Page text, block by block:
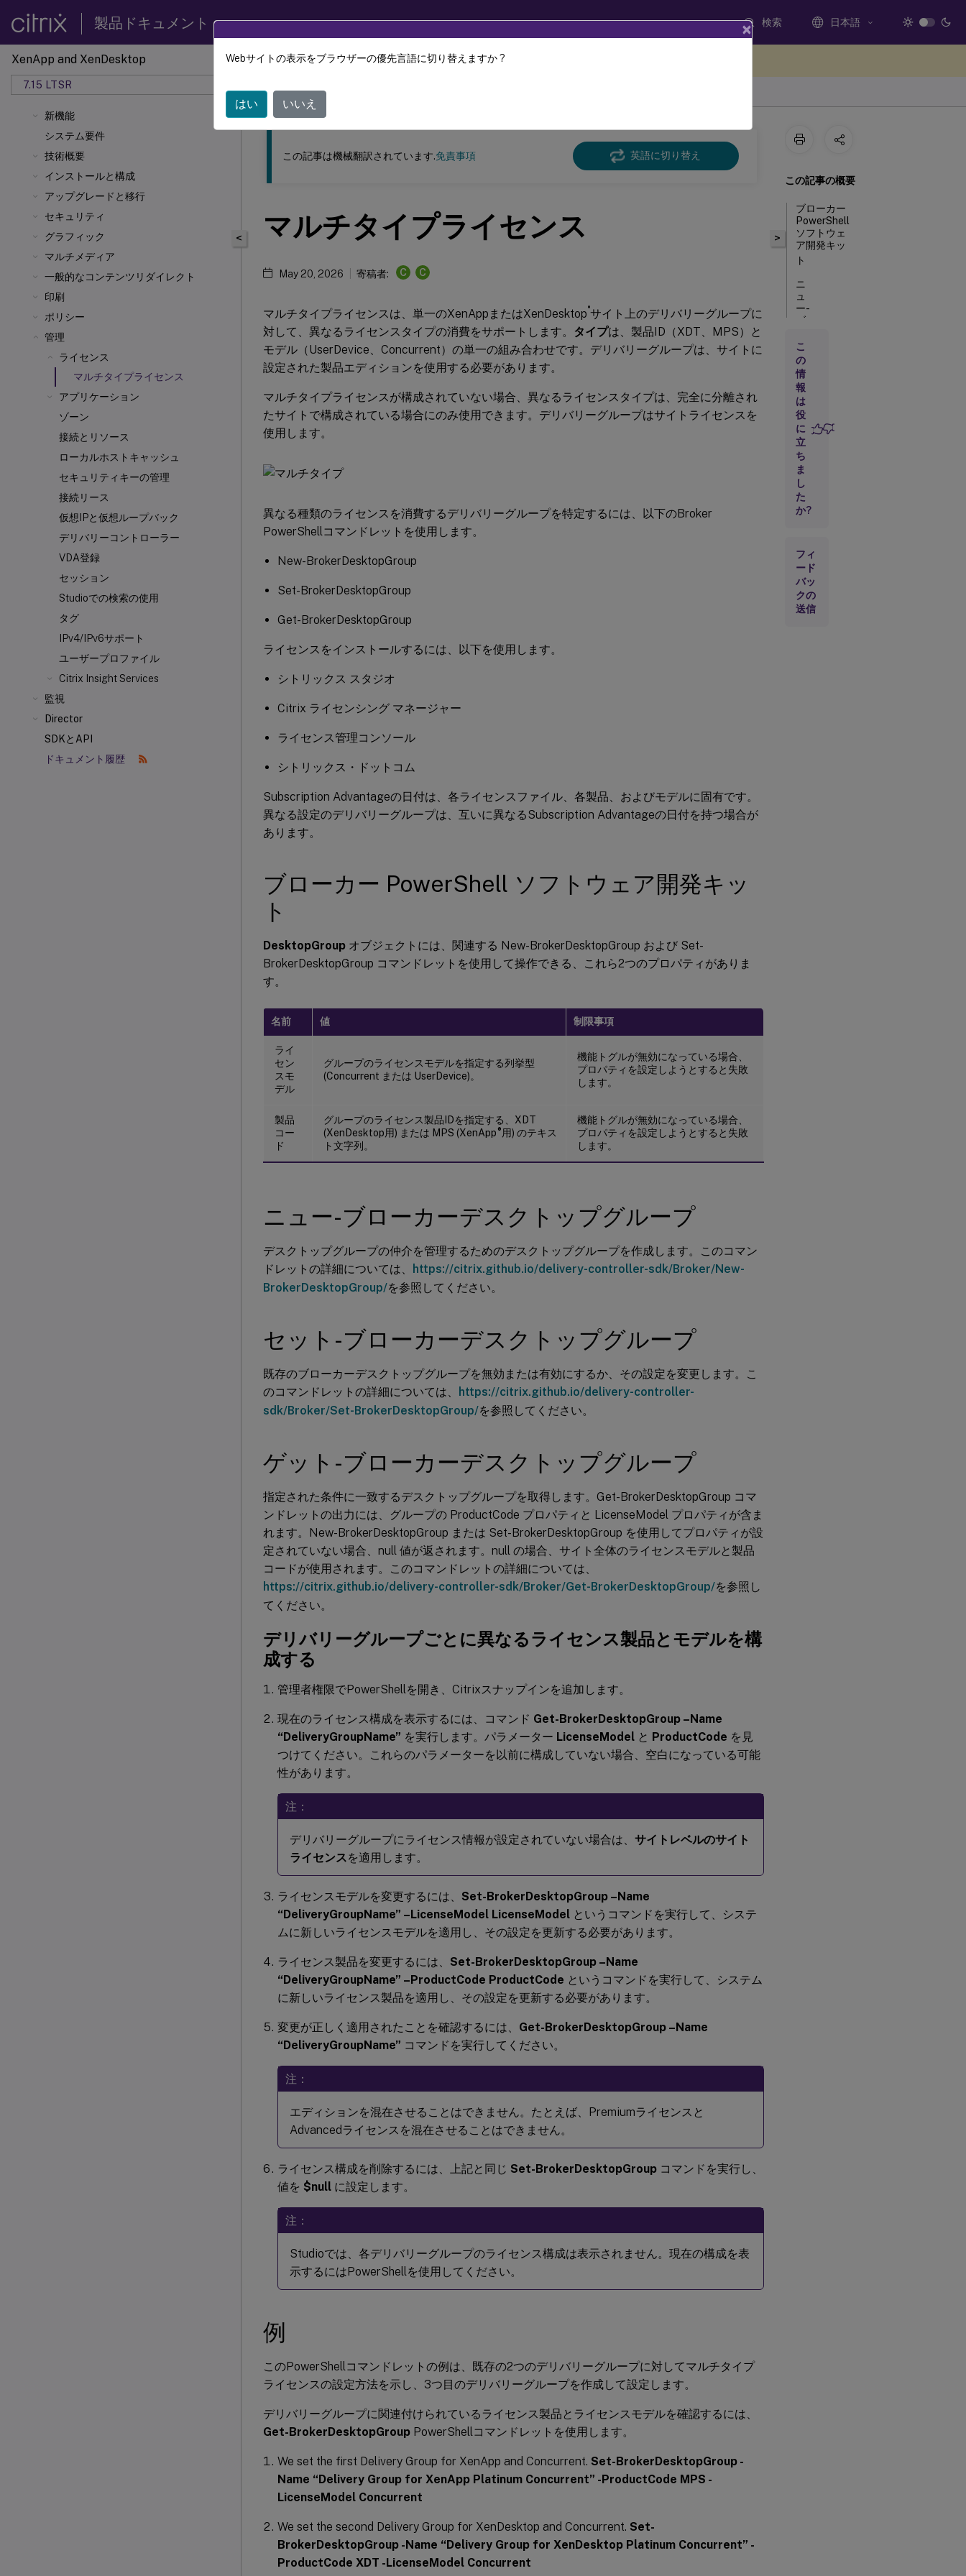
製品ドキュメント 検索 日本語
XenApp and XenDesktop
7.15 LTSR
新機能
システム要件
技術概要
インストールと構成
アップグレードと移行
セキュリティ
グラフィック
マルチメディア
一般的なコンテンツリダイレクト
印刷
ポリシー
管理
ライセンス
マルチタイプライセンス
アプリケーション
ゾーン
接続とリソース
ローカルホストキャッシュ
セキュリティキーの管理
接続リース
仮想IPと仮想ループバック
デリバリーコントローラー
VDA登録
セッション
Studioでの検索の使用
タグ
IPv4/IPv6サポート
ユーザープロファイル
Citrix Insight Services
監視
Director
SDKとAPI
ドキュメント履歴
このコンテンツは動的に機械翻訳されています。
XenAppおよびXenDesktop
<
この記事は機械翻訳されています.免責事項 英語に切り替え
マルチタイプライセンス
May 20, 2026 寄稿者: C C
マルチタイプライセンスは、単一のXenAppまたはXenDesktop ®サイト上のデリバリーグループに
対して、異なるライセンスタイプの消費をサポートします。
タイプは、製品ID（XDT、MPS）と
モデル（UserDevice、Concurrent）の単一の組み合わせです。デリバリーグループは、サイトに
設定された製品エディションを使用する必要があります。
マルチタイプライセンスが構成されていない場合、異なるライセンスタイプは、完全に分離され
たサイトで構成されている場合にのみ使用できます。デリバリーグループはサイトライセンスを
使用します。
異なる種類のライセンスを消費するデリバリーグループを特定するには、以下のBroker
PowerShellコマンドレットを使用します。
New-BrokerDesktopGroup
Set-BrokerDesktopGroup
Get-BrokerDesktopGroup
ライセンスをインストールするには、以下を使用します。
シトリックス スタジオ
Citrix ライセンシング マネージャー
ライセンス管理コンソール
シトリックス・ドットコム
Subscription Advantageの日付は、各ライセンスファイル、各製品、およびモデルに固有です。
異なる設定のデリバリーグループは、互いに異なるSubscription Advantageの日付を持つ場合が
あります。
ブローカー PowerShell ソフトウェア開発キッ
ト
DesktopGroup オブジェクトには、関連する New-BrokerDesktopGroup および Set-
BrokerDesktopGroup コマンドレットを使用して操作できる、これら2つのプロパティがありま
す。
名前 値 制限事項
ライ
セン
スモ
デル
グループのライセンスモデルを指定する列挙型
(Concurrent または UserDevice)。
機能トグルが無効になっている場合、
プロパティを設定しようとすると失敗
します。
製品
コー
ド
グループのライセンス製品IDを指定する、XDT
(XenDesktop用) または MPS (XenApp® 用) のテキス
ト文字列。
機能トグルが無効になっている場合、
プロパティを設定しようとすると失敗
します。
ニュー-ブローカーデスクトップグループ
デスクトップグループの仲介を管理するためのデスクトップグループを作成します。このコマン
ドレットの詳細については、
https://citrix.github.io/delivery-controller-sdk/Broker/New-
BrokerDesktopGroup/を参照してください。
セット-ブローカーデスクトップグループ
既存のブローカーデスクトップグループを無効または有効にするか、その設定を変更します。こ
のコマンドレットの詳細については、
https://citrix.github.io/delivery-controller-
sdk/Broker/Set-BrokerDesktopGroup/を参照してください。
ゲット-ブローカーデスクトップグループ
指定された条件に一致するデスクトップグループを取得します。Get-BrokerDesktopGroup コマ
ンドレットの出力には、グループの ProductCode プロパティと LicenseModel プロパティが含ま
れます。New-BrokerDesktopGroup または Set-BrokerDesktopGroup を使用してプロパティが設
定されていない場合、null 値が返されます。null の場合、サイト全体のライセンスモデルと製品
コードが使用されます。このコマンドレットの詳細については、
https://citrix.github.io/delivery-controller-sdk/Broker/Get-BrokerDesktopGroup/を参照し
てください。
デリバリーグループごとに異なるライセンス製品とモデルを構
成する
管理者権限でPowerShellを開き、Citrixスナップインを追加します。
現在のライセンス構成を表示するには、コマンド Get-BrokerDesktopGroup –Name
“DeliveryGroupName” を実行します。パラメーター LicenseModel と ProductCode を見
つけてください。これらのパラメーターを以前に構成していない場合、空白になっている可能
性があります。
注：
デリバリーグループにライセンス情報が設定されていない場合は、 サイトレベルのサイト
ライセンス を適用します。
ライセンスモデルを変更するには、 Set-BrokerDesktopGroup –Name
“DeliveryGroupName” –LicenseModel LicenseModel というコマンドを実行して、システ
ムに新しいライセンスモデルを適用し、その設定を更新する必要があります。
ライセンス製品を変更するには、 Set-BrokerDesktopGroup –Name
“DeliveryGroupName” –ProductCode ProductCode というコマンドを実行して、システム
に新しいライセンス製品を適用し、その設定を更新する必要があります。
変更が正しく適用されたことを確認するには、 Get-BrokerDesktopGroup –Name
“DeliveryGroupName” コマンドを実行してください。
注：
エディションを混在させることはできません。たとえば、Premiumライセンスと
Advancedライセンスを混在させることはできません。
ライセンス構成を削除するには、上記と同じ Set-BrokerDesktopGroup コマンドを実行し、
値を $null に設定します。
注：
Studioでは、各デリバリーグループのライセンス構成は表示されません。現在の構成を表
示するにはPowerShellを使用してください。
例
このPowerShellコマンドレットの例は、既存の2つのデリバリーグループに対してマルチタイプ
ライセンスの設定方法を示し、3つ目のデリバリーグループを作成して設定します。
デリバリーグループに関連付けられているライセンス製品とライセンスモデルを確認するには、
Get-BrokerDesktopGroup PowerShellコマンドレットを使用します。
We set the first Delivery Group for XenApp and Concurrent. Set-BrokerDesktopGroup -
Name “Delivery Group for XenApp Platinum Concurrent” -ProductCode MPS -
LicenseModel Concurrent
We set the second Delivery Group for XenDesktop and Concurrent. Set-
BrokerDesktopGroup -Name “Delivery Group for XenDesktop Platinum Concurrent” -
ProductCode XDT -LicenseModel Concurrent
>
この記事の概要
ブローカー
PowerShell
ソフトウェ
ア開発キッ
ト
ニ
ュ
ー-
ブ
ー
カ
ー
デ
ス
ク
ト
ッ
プ
グ
ル
ー
プ
ト-
ブ
ロ
ー
カ
ー
こ
の
情
報
は
役
に
立
ち
ま
し
た
か?
フィ
ード
バッ
クの
送信
×
Webサイトの表示をブラウザーの優先言語に切り替えますか ?
はい いいえ